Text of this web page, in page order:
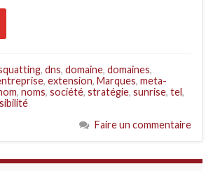
, dns, domaine, domaines,
, extension, Marques, meta-
, noms, société, stratégie, sunrise, tel,
Faire un commentaire